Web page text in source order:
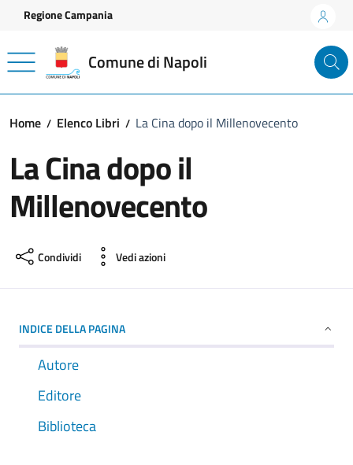
Vai ai contenuti
Vai al footer
Regione Campania
Comune di Napoli
Home Elenco Libri La Cina dopo il Millenovecento
La Cina dopo il
Millenovecento
Condividi Vedi azioni
INDICE DELLA PAGINA
Autore
Editore
Biblioteca